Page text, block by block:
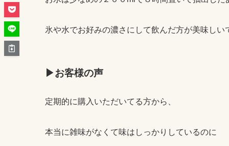
氷や水でお好みの濃さにして飲んだ方が美味し
▶お客様の声
定期的に購入いただいてる方から、
本当に雑味がなくて味はしっかりしているのに